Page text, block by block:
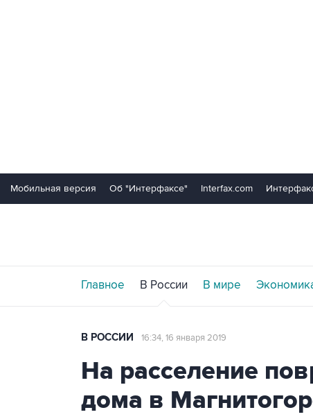
Мобильная версия Об "Интерфаксе" Interfax.com
Главное В России В мире
В РОССИИ 16:34, 16 января 2019
На расселение
дома в